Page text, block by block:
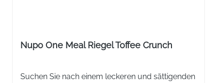
Nupo One Meal Riegel Toffee Crunch
Suchen Sie nach einem leckeren und sättigenden